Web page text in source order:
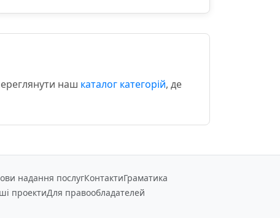
наш каталог категорій, де
надання послугКонтактиГраматика
проектиДля правообладателей